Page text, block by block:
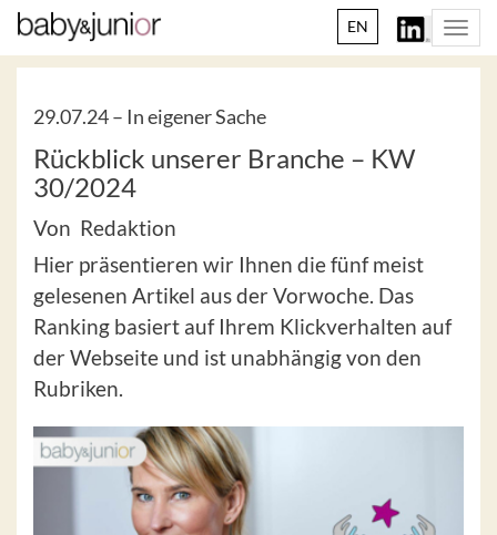
EN
29.07.24 – In eigener Sache
Rückblick unserer Branche – KW
30/2024
Von Redaktion
Hier präsentieren wir Ihnen die fünf meist
gelesenen Artikel aus der Vorwoche. Das
Ranking basiert auf Ihrem Klickverhalten auf
der Webseite und ist unabhängig von den
Rubriken.